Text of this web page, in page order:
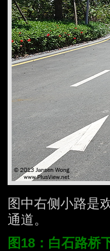
图中右侧小路是
通道。
图18：白石路桥